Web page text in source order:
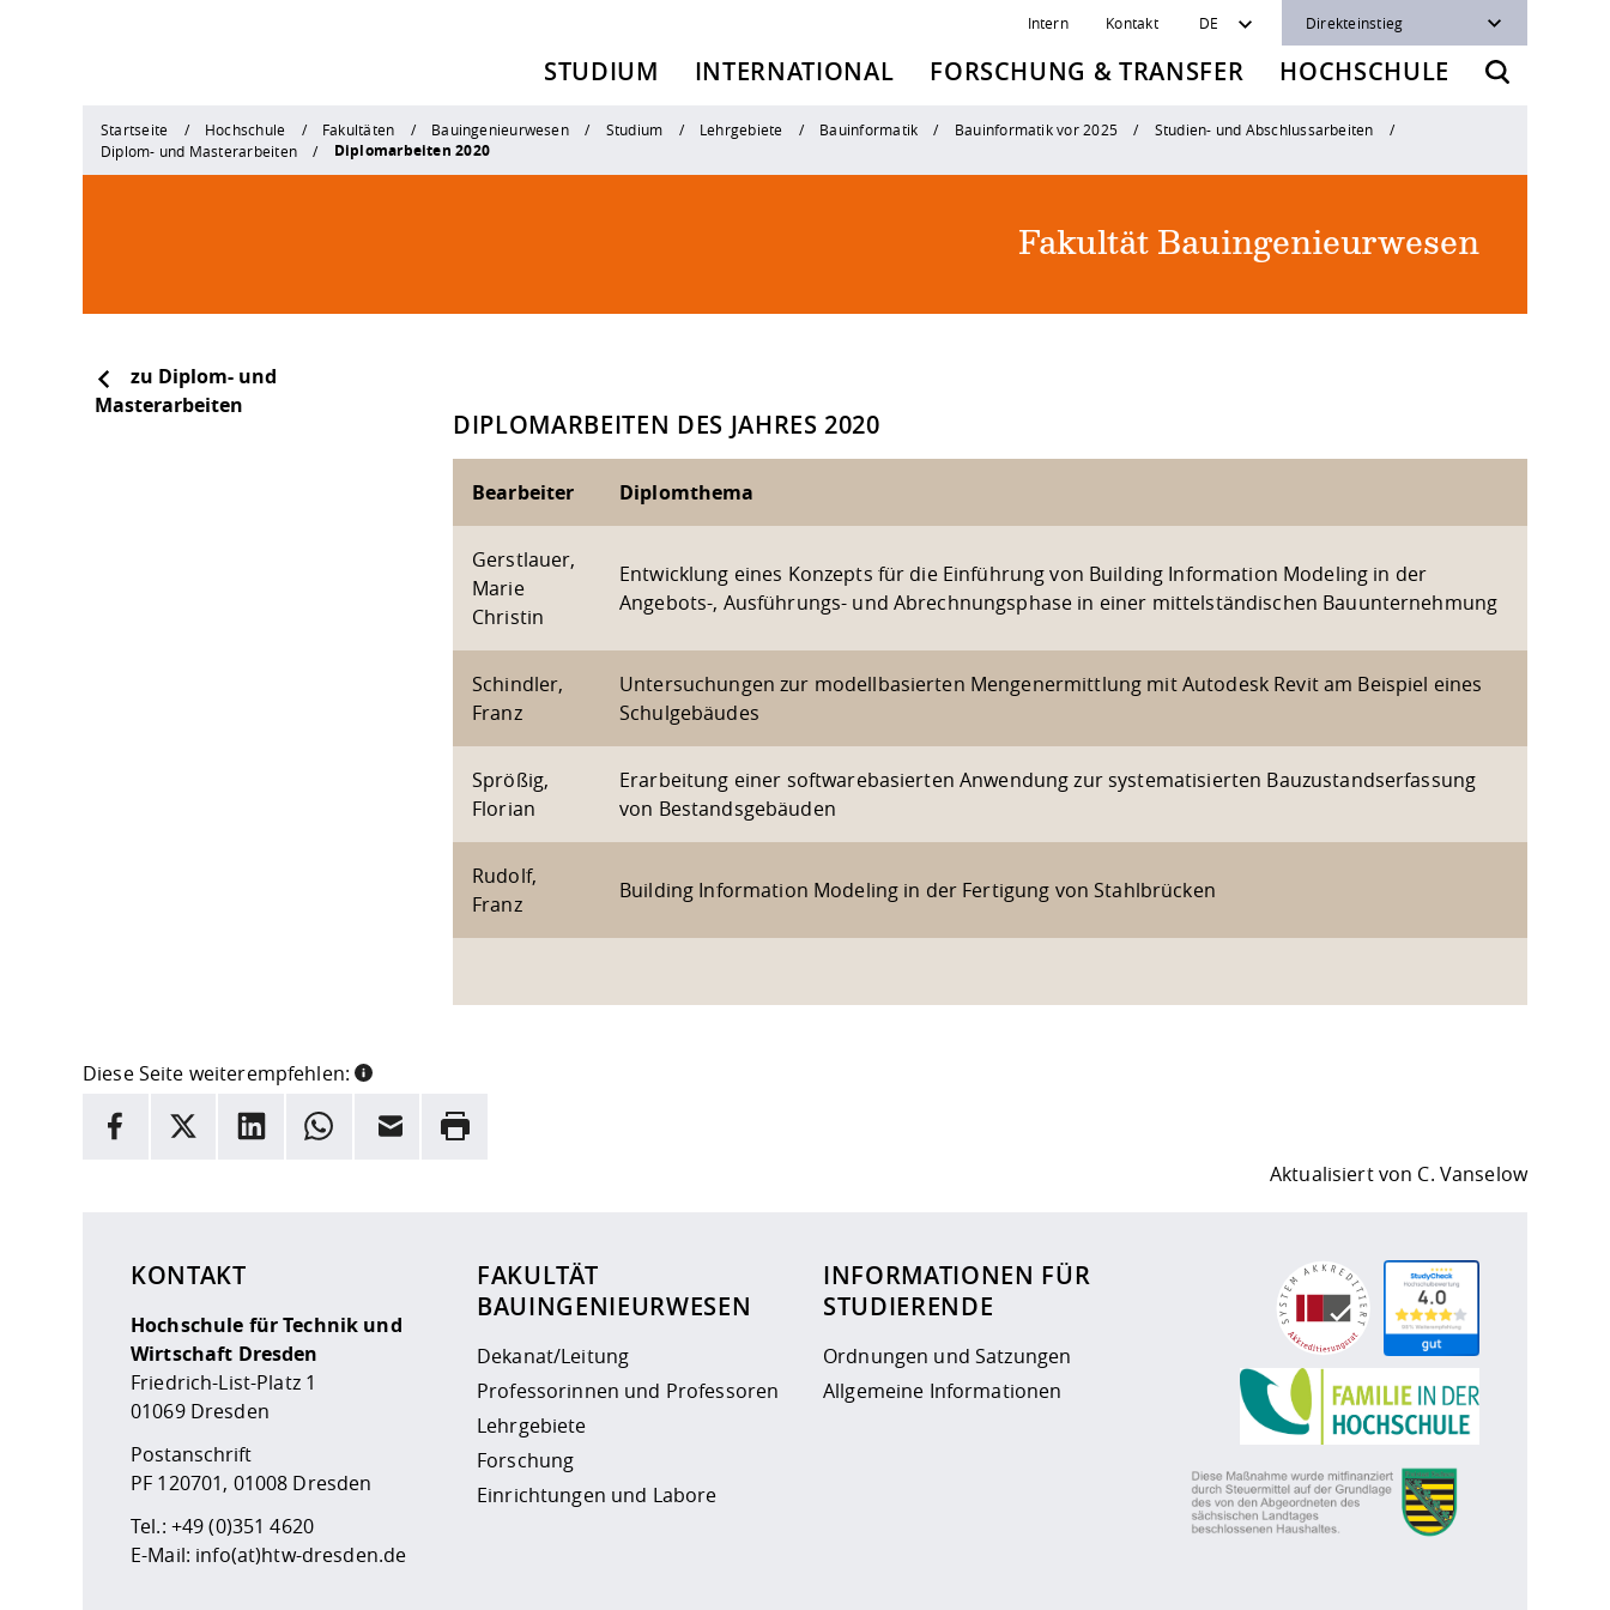
Intern Kontakt DE Direkteinstieg
STUDIUM INTERNATIONAL FORSCHUNG & TRANSFER HOCHSCHULE
Startseite Hochschule Fakultäten Bauingenieurwesen Studium Lehrgebiete Bauinformatik Bauinformatik vor 2025
Studien- und Abschlussarbeiten
Diplom- und Masterarbeiten
Diplomarbeiten 2020
Fakultät Bauingenieurwesen
zu Diplom- und
Masterarbeiten
DIPLOMARBEITEN DES JAHRES 2020
Bearbeiter Diplomthema
Gerstlauer,
Marie
Christin
Entwicklung eines Konzepts für die Einführung von Building Information Modeling in der
Angebots-, Ausführungs- und Abrechnungsphase in einer mittelständischen Bauunternehmung
Schindler,
Franz
Untersuchungen zur modellbasierten Mengenermittlung mit Autodesk Revit am Beispiel eines
Schulgebäudes
Sprößig,
Florian
Erarbeitung einer softwarebasierten Anwendung zur systematisierten Bauzustandserfassung
von Bestandsgebäuden
Rudolf,
Franz
Building Information Modeling in der Fertigung von Stahlbrücken
Diese Seite weiterempfehlen:
INFORMATION
Facebook
X LinkedInWhatsappE-Mail Drucken
Aktualisiert von C. Vanselow
KONTAKT
Hochschule für Technik und
Wirtschaft Dresden
Friedrich-List-Platz 1
01069 Dresden
Postanschrift
PF 120701, 01008 Dresden
Tel.: +49 (0)351 4620
E-Mail: info(at)htw-dresden.de
FAKULTÄT
BAUINGENIEURWESEN
Dekanat/Leitung
Professorinnen und Professoren
Lehrgebiete
Forschung
Einrichtungen und Labore
INFORMATIONEN FÜR
STUDIERENDE
Ordnungen und Satzungen
Allgemeine Informationen